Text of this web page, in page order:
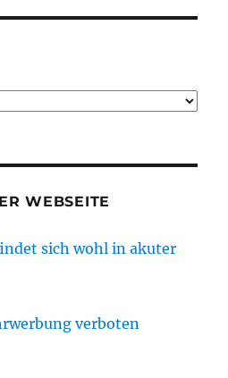
WEBSEITE
sich wohl in akuter
verboten